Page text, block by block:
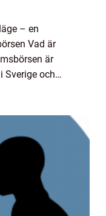
– en
Vad är
är
Sverige och